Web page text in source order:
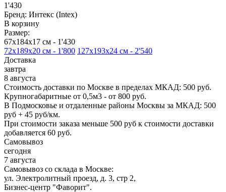
1'430
Бренд: Интекс (Intex)
В корзину
Размер:
67х184х17 см - 1'430
72х189х20 см - 1'800 127х193х24 см - 2'540
Доставка
завтра
8 августа
Стоимость доставки по Москве в пределах МКАД: 500 руб.
Крупногабаритные от 0,5м3 - от 800 руб.
В Подмосковье и отдаленные районы Москвы за МКАД: 500
руб + 45 руб/км.
При стоимости заказа меньше 500 руб к стоимости доставки
добавляется 60 руб.
Самовывоз
сегодня
7 августа
Самовывоз со склада в Москве:
ул. Электролитный проезд, д. 3, стр 2,
Бизнес-центр "Фаворит".